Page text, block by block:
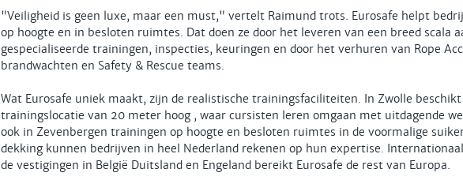
"Veiligheid is geen luxe, maar een must," vertelt Raimund trots. Eurosafe helpt
op hoogte en in besloten ruimtes. Dat doen ze door het leveren van een breed scala
gespecialiseerde trainingen, inspecties, keuringen en door het verhuren van Rope
brandwachten en Safety & Rescue teams.
Wat Eurosafe uniek maakt, zijn de realistische trainingsfaciliteiten. In Zwolle
trainingslocatie van 20 meter hoog , waar cursisten leren omgaan met uitdagende
ook in Zevenbergen trainingen op hoogte en besloten ruimtes in de voormalige
dekking kunnen bedrijven in heel Nederland rekenen op hun expertise.
de vestigingen in België Duitsland en Engeland bereikt Eurosafe de rest van Europa.